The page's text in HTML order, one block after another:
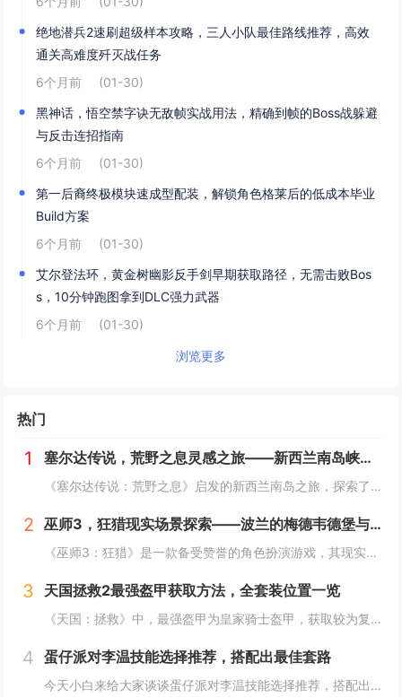
绝地潜兵2速刷超级样本攻略，三人小队最佳路线推荐，高效
通关高难度歼灭战任务
6个月前
(01-30)
黑神话，悟空禁字诀无敌帧实战用法，精确到帧的Boss战躲避
与反击连招指南
6个月前
(01-30)
第一后裔终极模块速成型配装，解锁角色格莱后的低成本毕业
Build方案
6个月前
(01-30)
艾尔登法环，黄金树幽影反手剑早期获取路径，无需击败Bos
s，10分钟跑图拿到DLC强力武器
6个月前
(01-30)
浏览更多
热门
1 塞尔达传说，荒野之息灵感之旅——新西兰南岛峡湾探秘与荒野生存体验
《塞尔达传说：荒野之息》启发的新西兰南岛之旅，探索了其壮丽的自然风光与荒野生存体验。在峡湾国家公园，你将亲历游戏般的奇妙景色，从镜面般的湖泊、雄伟的山脉到神秘的森林，每一处都仿佛是游戏中的场景再现。你可以参与野外生存活动，学习采集、搭建庇护...
2 巫师3，狂猎现实场景探索——波兰的梅德韦德堡与温特堡城堡的奇幻之旅
《巫师3：狂猎》是一款备受赞誉的角色扮演游戏，其现实中的灵感来源之一是波兰的梅德韦德堡和温特堡城堡。这两处地点以其独特的中世纪建筑风格和壮丽的自然风光，为游戏营造了奇幻而真实的背景。梅德韦德堡位于波兰南部，拥有悠久的历史和神秘氛围；而温特堡...
3 天国拯救2最强盔甲获取方法，全套装位置一览
《天国：拯救》中，最强盔甲为皇家骑士盔甲，获取较为复杂。首先需完成“皇家侍卫”任务线，帮助亨利成为国王的私人护卫。之后，在王宫内找到盔甲的具体位置，通常藏于密室或特定房间。完成相关任务后，玩家可获得这套顶级装备，大幅提升防御力和战斗能力。游...
4 蛋仔派对李温技能选择推荐，搭配出最佳套路
今天小白来给大家谈谈蛋仔派对李温技能选择推荐，搭配出最佳套路，以及蛋仔派对攻略对应的知识点，希望对大家有所帮助，不要忘了收藏本站呢今天给各位分享蛋仔派对李温技能选择推荐，搭配出最佳套路的知识，其中也会对蛋仔派对攻略进行解释，如果能碰巧解决你...